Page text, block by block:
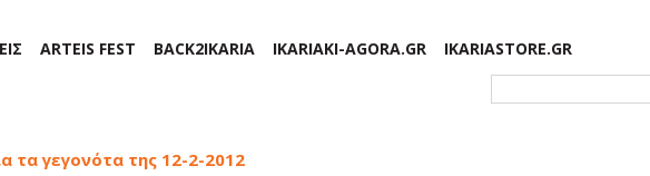
ARTEIS FEST BACK2IKARIA IKARIAKI-AGORA.GR
IKARIASTORE.GR
τα γεγονότα της 12-2-2012